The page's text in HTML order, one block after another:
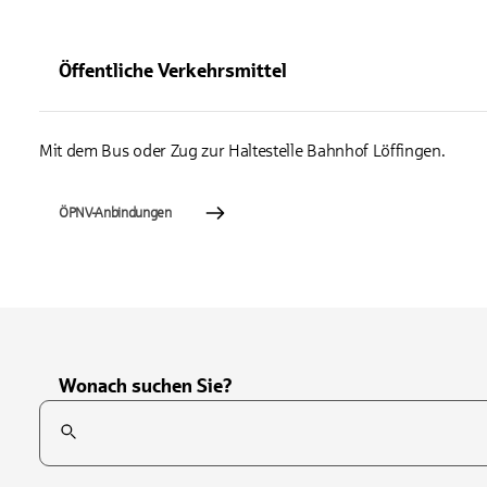
Öffentliche Verkehrsmittel
Mit dem Bus oder Zug zur Haltestelle Bahnhof Löffingen.
ÖPNV-Anbindungen
Wonach suchen Sie?
Suchfeld